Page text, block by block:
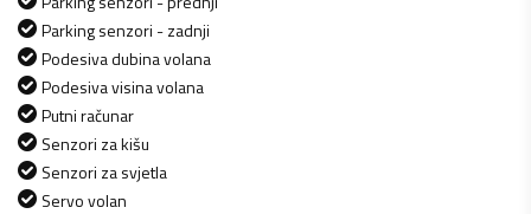
Parking senzori - zadnji
Podesiva dubina volana
Podesiva visina volana
Putni računar
Senzori za kišu
Senzori za svjetla
Servo volan